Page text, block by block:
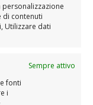
di contenuti
Utilizzare dati
Sempre attivo
fonti
i
quotidiana